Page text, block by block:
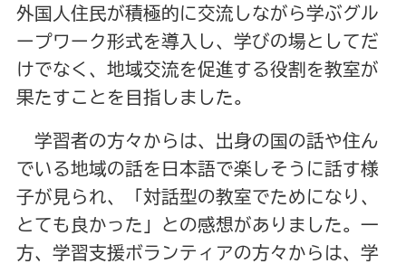
外国人住民が積極的に交流しながら学ぶグル
ープワーク形式を導入し、学びの場としてだ
けでなく、地域交流を促進する役割を教室が
果たすことを目指しました。
学習者の方々からは、出身の国の話や住ん
でいる地域の話を日本語で楽しそうに話す様
子が見られ、「対話型の教室でためになり、
とても良かった」との感想がありました。一
方、学習支援ボランティアの方々からは、学